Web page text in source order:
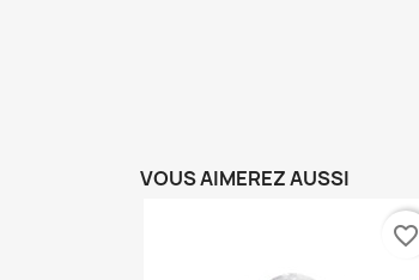
VOUS AIMEREZ AUSSI
favorite_border